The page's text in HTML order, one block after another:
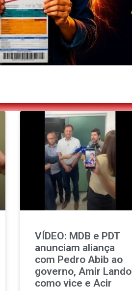
VÍDEO: MDB e PDT
anunciam aliança
com Pedro Abib ao
governo, Amir Lando
como vice e Acir